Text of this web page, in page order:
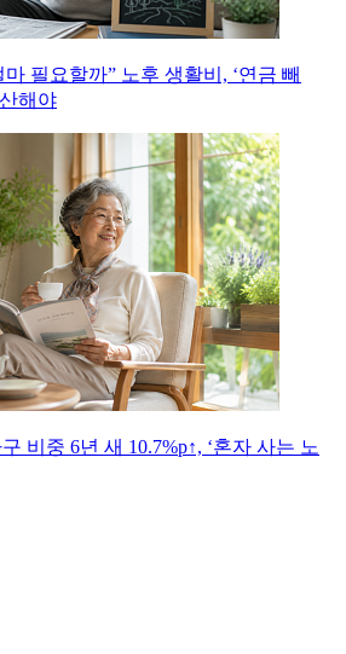
필요할까” 노후 생활비, ‘연금 빼
해야
비중 6년 새 10.7%p↑, ‘혼자 사는 노